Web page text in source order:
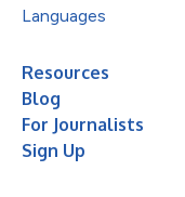
Languages
Resources
Blog
For Journalists
Sign Up